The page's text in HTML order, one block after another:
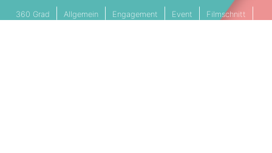
360 Grad Allgemein Engagement Event
Filmschnitt